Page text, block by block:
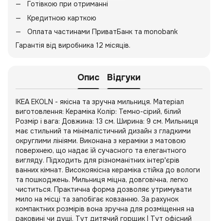
Готівкою при отриманні
Кредитною карткою
Оплата частинами ПриватБанк та monobank
Гарантія від виробника 12 місяців.
Опис Відгуки
IKEA EKOLN - якісна та зручна мильниця. Матеріал
виготовлення: Кераміка Колір: Темно-сірий, білий
Розмір і вага: Довжина: 13 см. Ширина: 9 см. Мильниця
має стильний та мінімалістичний дизайн з гладкими
округлими лініями. Виконана з кераміки з матовою
поверхнею, що надає їй сучасного та елегантного
вигляду. Підходить для різноманітних інтер'єрів
ванних кімнат. Високоякісна кераміка стійка до вологи
та пошкоджень. Мильниця міцна, довговічна, легко
чиститься. Практична форма дозволяє утримувати
мило на місці та запобігає ковзанню. За рахунок
компактних розмірів вона зручна для розміщення на
раковині чи душі. Тут дитячий горщик | Тут офісний